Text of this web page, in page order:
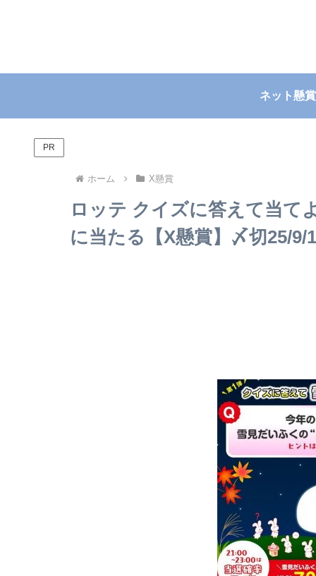
ネット懸賞
PR
ホーム X懸賞
ロッテ クイズに答えて当て
に当たる【X懸賞】〆切25/9/